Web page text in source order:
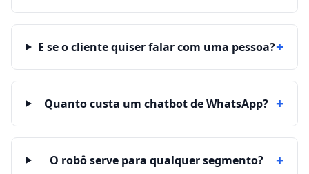
E se o cliente quiser falar com uma pessoa?+
Quanto custa um chatbot de WhatsApp? +
O robô serve para qualquer segmento? +